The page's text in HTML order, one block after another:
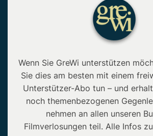
Wenn Sie GreWi unterstützen
Sie dies am besten mit einem
Unterstützer-Abo tun – und
noch themenbezogenen
nehmen an allen unseren
Filmverlosungen teil. Alle Infos